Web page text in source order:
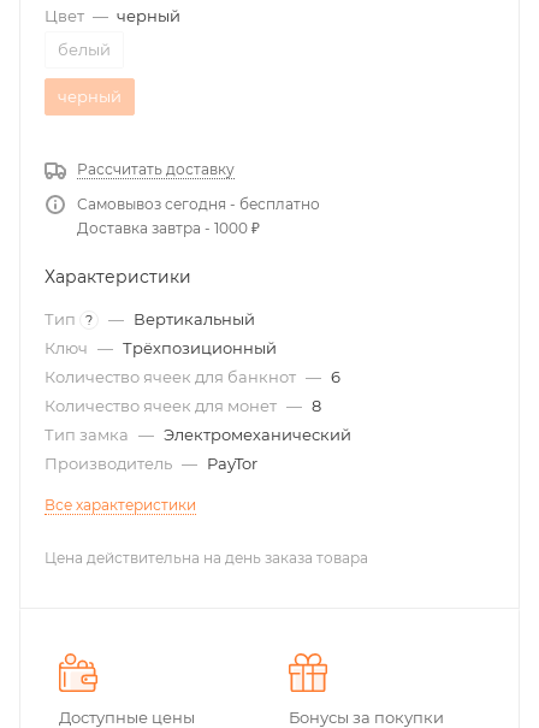
Цвет — черный
белый
черный
Рассчитать доставку
Самовывоз сегодня - бесплатно
Доставка завтра - 1000 ₽
Характеристики
Тип ? — Вертикальный
Ключ — Трёхпозиционный
Количество ячеек для банкнот — 6
Количество ячеек для монет — 8
Тип замка — Электромеханический
Производитель — PayTor
Все характеристики
Цена действительна на день заказа товара
Доступные цены
Бонусы за покупки